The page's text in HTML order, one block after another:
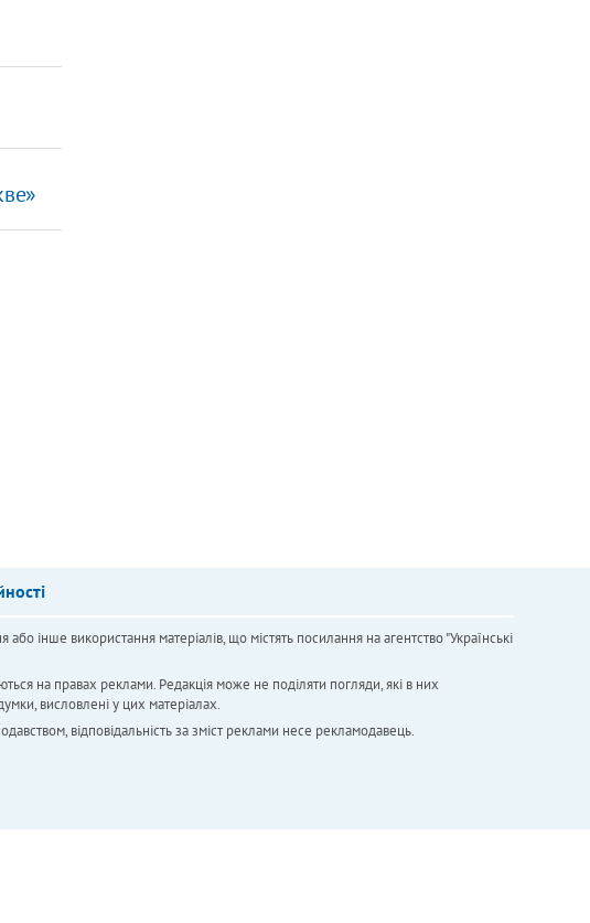
інше використання матеріалів, що містять посилання на агентство "Українськi
на правах реклами. Редакція може не поділяти погляди, які в них
висловлені у цих матеріалах.
відповідальність за зміст реклами несе рекламодавець.